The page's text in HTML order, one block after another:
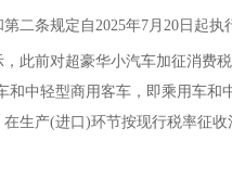
条规定自2025年7月20日起执
前对超豪华小汽车加征消费税
和中轻型商用客车，即乘用车和
生产(进口)环节按现行税率征